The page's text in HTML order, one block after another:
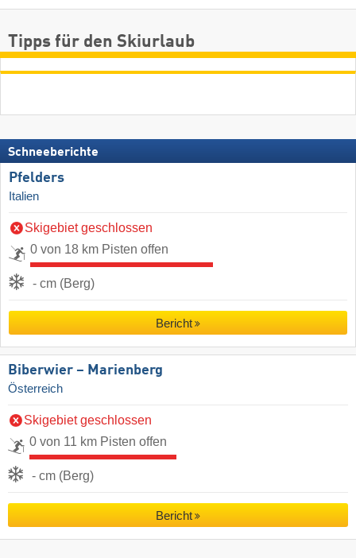
Tipps für den Skiurlaub
Schneeberichte
Pfelders
Italien
Skigebiet geschlossen
0 von 18 km Pisten offen
- cm (Berg)
Bericht
Biberwier – Marienberg
Österreich
Skigebiet geschlossen
0 von 11 km Pisten offen
- cm (Berg)
Bericht